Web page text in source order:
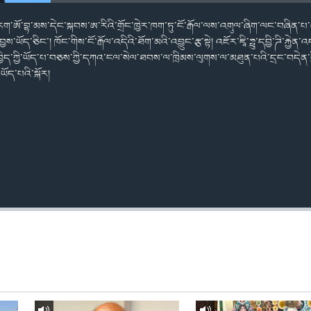
ཁོང་གིས་ངོ་རྒོལ་འདིའི་ཐོག་མའི་འབྱུང་རྩ་སྟེ།